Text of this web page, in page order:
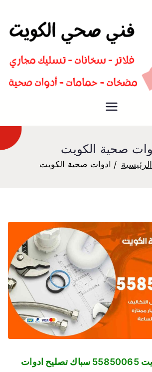
سباك صحي تسليك مجاري افضل
صحية الكويت
ادوات صحية الكويت
ادوات صحية الكويت 55850065 سباك تصليح ادوات